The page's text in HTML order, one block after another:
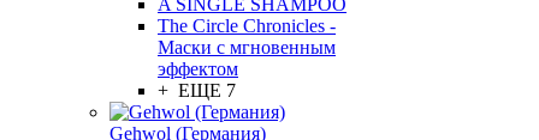
A SINGLE SHAMPOO
The Circle Chronicles -
Маски с мгновенным
эффектом
+ ЕЩЕ 7
Gehwol (Германия)